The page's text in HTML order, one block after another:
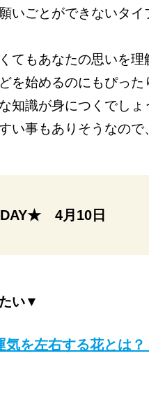
いごとができないタ
てもあなたの思いを
を始めるのにもぴった
知識が身につくでしょ
い事もありそうなの
4月10日
い▼
を左右する花とは？